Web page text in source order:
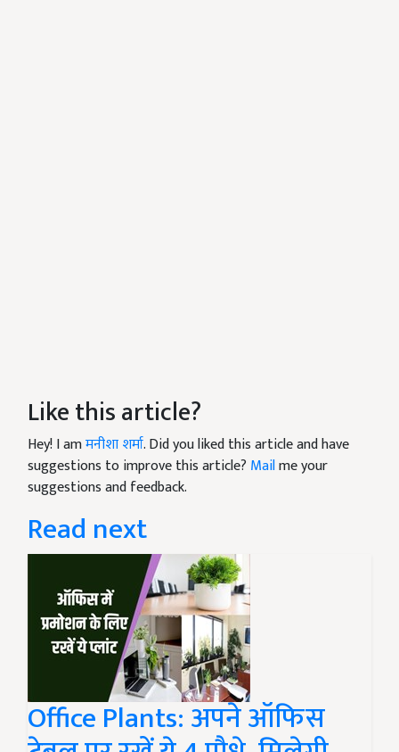
Like this article?
Hey! I amमनीशा शर्मा. Did you liked this article and have
suggestions to improve this article? Mailme your
suggestions and feedback.
Read next
Office Plants: अपने ऑफिस